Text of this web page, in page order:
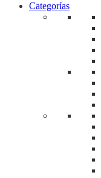
Categorías